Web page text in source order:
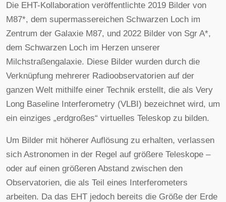
Die EHT-Kollaboration veröffentlichte 2019 Bilder von
M87*, dem supermassereichen Schwarzen Loch im
Zentrum der Galaxie M87, und 2022 Bilder von Sgr A*,
dem Schwarzen Loch im Herzen unserer
Milchstraßengalaxie. Diese Bilder wurden durch die
Verknüpfung mehrerer Radioobservatorien auf der
ganzen Welt mithilfe einer Technik erstellt, die als Very
Long Baseline Interferometry (VLBI) bezeichnet wird, um
ein einziges „erdgroßes“ virtuelles Teleskop zu bilden.
Um Bilder mit höherer Auflösung zu erhalten, verlassen
sich Astronomen in der Regel auf größere Teleskope –
oder auf einen größeren Abstand zwischen den
Observatorien, die als Teil eines Interferometers
arbeiten. Da das EHT jedoch bereits die Größe der Erde